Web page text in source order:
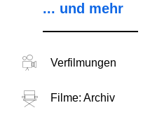
... und mehr
Verfilmungen
Filme: Archiv